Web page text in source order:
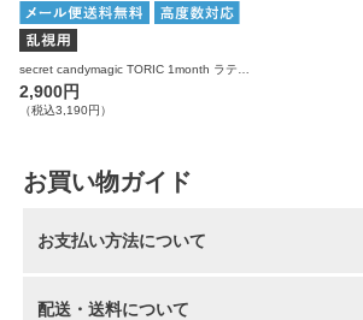
2,900円
（税込3,190円）
お買い物ガイド
お支払い方法について
配送・送料について